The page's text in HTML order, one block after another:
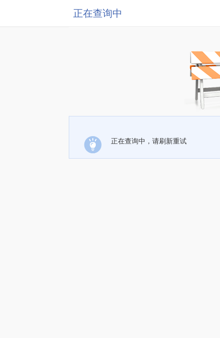
正在查询中
正在查询中，请刷新重试